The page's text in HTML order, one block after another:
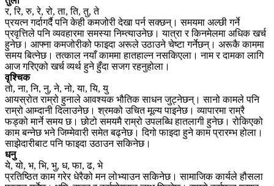
र, रि, रु, रे, रो, ता, ति, तु, ते
प्रयत्न गर्दागर्दै पनि केही कमजोरी देखा पर्न सक्छन्। समयमा अल्छी गर्ने
प्रवृत्तिले पनि व्यवहारमा समस्या निम्त्याउनेछ। यात्रा र किनमेलमा अधिक खर्च
हुनेछ। आफ्ना कमजोरीको फाइदा अरूले उठाउने चेष्टा गर्नेछन्। अरूकै काममा
समय बित्नेछ। तत्काल नयाँ काममा हातहाल्न नसकिएला। नाम र दामका लागि
आज गरिएको खर्च व्यर्थ हुने हुँदा सजग रहनुहोला।
वृश्चिक
तो, ना, नि, नु, ने, नो, या, यि, यु
आयस्रोत राम्रो हुनाले आवश्यक भौतिक साधन जुट्नेछन्। सानो कामले पनि
राम्रो आम्दानी दिलाउनेछ। श्रमको उचित मूल्य पाइनेछ। व्यापारमा राम्रै
फड्को मार्ने समय छ। छोटो समयमै राम्रो उपलब्धि हातलागी हुनेछ। रोकिएको
काम बन्नेछ भने जिम्मेवारी समेत बढ्नेछ। दिगो फाइदा हुने काम प्रारम्भ होला।
साझेदारीबाट पनि फाइदा उठाउन सकिनेछ।
धनु
ये, यो, भ, भि, भु, ध, फा, ढ, भे
प्रतिष्ठित काम गरेर धेरैको मन लोभ्याउन सकिनेछ। सामाजिक कार्यले हौसला